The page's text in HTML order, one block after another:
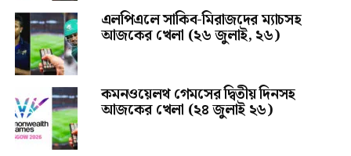
এলপিএলে সাকিব-মিরাজদের ম্যাচসহ
আজকের খেলা (২৬ জুলাই, ২৬)
কমনওয়েলথ গেমসের দ্বিতীয় দিনসহ
আজকের খেলা (২৪ জুলাই ২৬)